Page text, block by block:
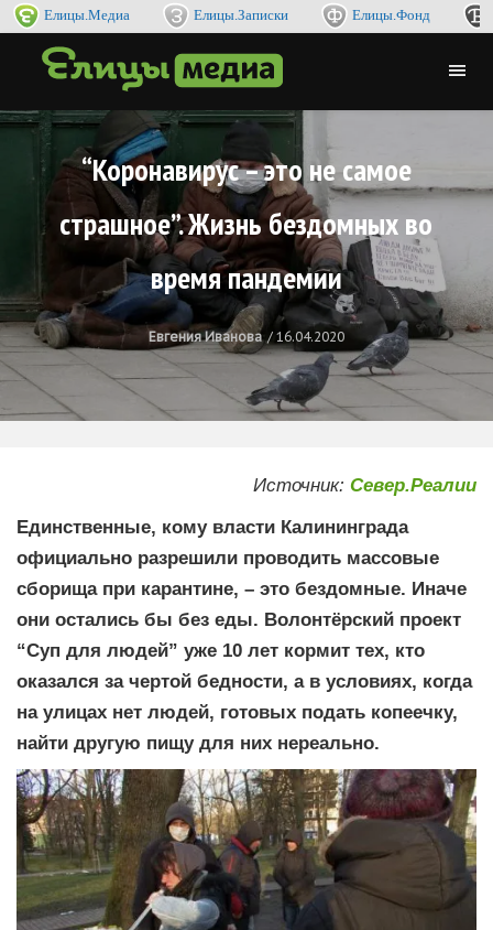
Елицы.Медиа Елицы.Записки Елицы.Фонд
“Коронавирус – это не самое
страшное”. Жизнь бездомных во
время пандемии
Евгения Иванова 16.04.2020
Источник: Север.Реалии
Единственные, кому власти Калининграда
официально разрешили проводить массовые
сборища при карантине, – это бездомные. Иначе
они остались бы без еды. Волонтёрский проект
“Суп для людей” уже 10 лет кормит тех, кто
оказался за чертой бедности, а в условиях, когда
на улицах нет людей, готовых подать копеечку,
найти другую пищу для них нереально.